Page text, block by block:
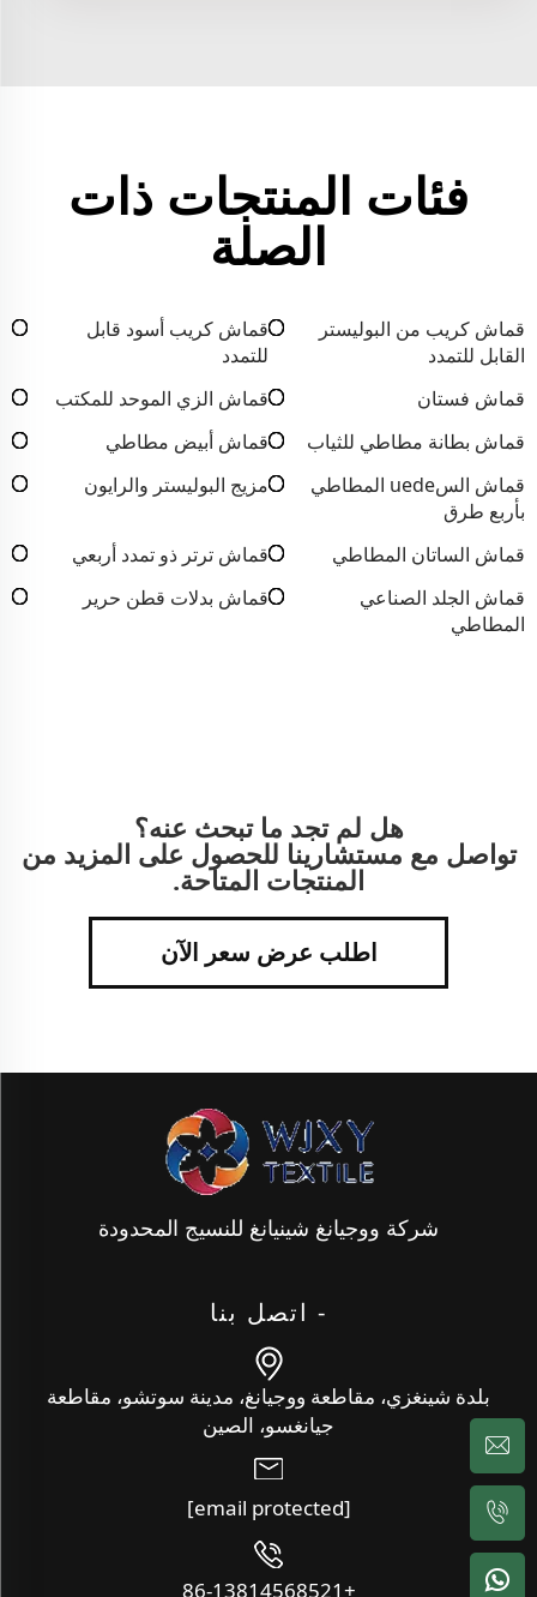
فئات المنتجات ذات
الصلة
قماش كريب من البوليستر
القابل للتمدد
قماش كريب أسود قابل
للتمدد
قماش فستان
قماش الزي الموحد للمكتب
قماش بطانة مطاطي للثياب
قماش أبيض مطاطي
قماش السuede المطاطي
بأربع طرق
مزيج البوليستر والرايون
قماش الساتان المطاطي
قماش ترتر ذو تمدد أربعي
قماش الجلد الصناعي
المطاطي
قماش بدلات قطن حرير
هل لم تجد ما تبحث عنه؟
تواصل مع مستشارينا للحصول على المزيد من
المنتجات المتاحة.
اطلب عرض سعر الآن
شركة ووجيانغ شينيانغ للنسيج المحدودة
- اتصل بنا
بلدة شينغزي، مقاطعة ووجيانغ، مدينة سوتشو، مقاطعة
جيانغسو، الصين
[email protected]
+86-13814568521